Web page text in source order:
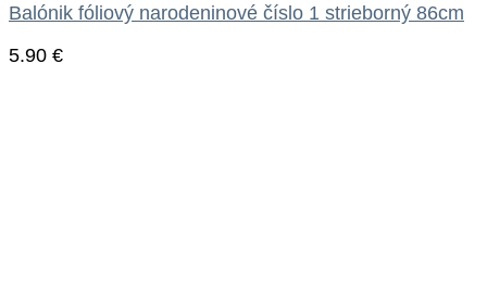
Balónik fóliový narodeninové číslo 1 strieborný 86cm
5.90 €